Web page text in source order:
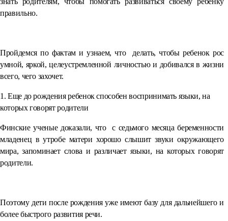
правильно.
Пройдемся по фактам и узнаем, что делать, чтобы ребенок рос
умной, яркой, целеустремленной личностью и добивался в жизни
всего, чего захочет.
1. Еще до рождения ребенок способен воспринимать языки, на
которых говорят родители
Финские ученые доказали, что с седьмого месяца беременности
младенец в утробе матери хорошо слышит звуки окружающего
мира, запоминает слова и различает языки, на которых говорят
родители.
Поэтому дети после рождения уже имеют базу для дальнейшего и
более быстрого развития речи.